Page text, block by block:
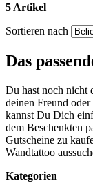
5 Artikel
Sortieren nach
Das
Du hast noch nicht
deinen Freund
kannst Du Dich
dem Beschenkten
Gutscheine zu
Wandtattoo
Kategorien